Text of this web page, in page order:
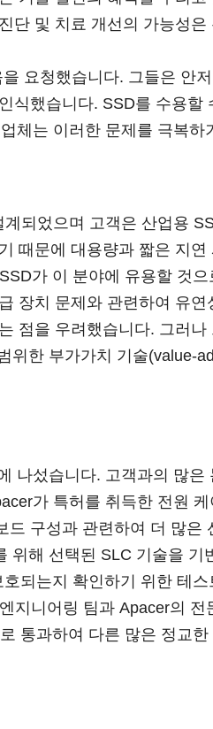
및 치료 개선의 가능성
요청했습니다. 그들은 안
식했습니다. SSD를 수용
체는 이러한 문제를 극복
되었으며 고객은 산업용
때문에 대용량과 짧은 지
가 이 분야에 유용할 것
장치 문제와 관련하여 유
점을 우려했습니다. 그러
한 부가가치 기술(value-
나섰습니다. 고객과의 많
가 특허를 취득한 전원
구성과 관련하여 더 많은
위해 선택된 SLC 기술을 기
되는지 확인하기 위한 테
지니어링 팀과 Apacer의
통과하여 다른 많은 정교